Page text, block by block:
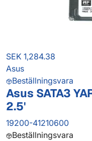
SEK 1,284.38
Asus
Beställningsvara
Asus SATA3
2.5'
19200-41210600
Beställningsvara